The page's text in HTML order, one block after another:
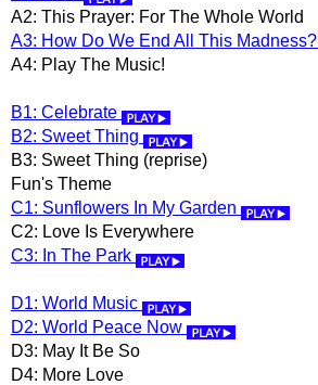
A2: This Prayer: For The Whole World
A3: How Do We End All This Madness?
A4: Play The Music!
B1: Celebrate
B2: Sweet Thing
B3: Sweet Thing (reprise)
Fun's Theme
C1: Sunflowers In My Garden
C2: Love Is Everywhere
C3: In The Park
D1: World Music
D2: World Peace Now
D3: May It Be So
D4: More Love